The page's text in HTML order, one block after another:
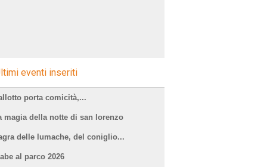
eventi inseriti
porta comicità,...
magia della notte di san lorenzo
delle lumache, del coniglio...
al parco 2026